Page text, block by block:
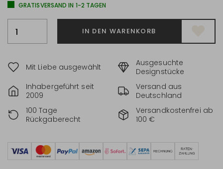
GRATISVERSAND IN 1-2 TAGEN
IN DEN WARENKORB
Mit Liebe ausgewählt
Ausgesuchte
Designstücke
Inhabergeführt seit
2009
Versand aus
Deutschland
100 Tage
Rückgaberecht
Versandkostenfrei ab
100 €